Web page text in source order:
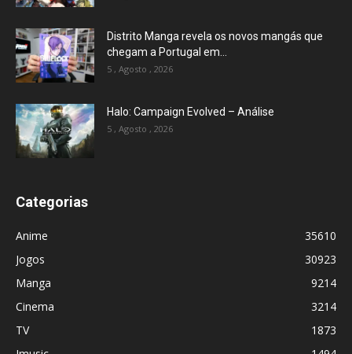
Distrito Manga revela os novos mangás que
chegam a Portugal em...
5 , Agosto , 2026
Halo: Campaign Evolved – Análise
5 , Agosto , 2026
Categorias
Anime
35610
Jogos
30923
Manga
9214
Cinema
3214
TV
1873